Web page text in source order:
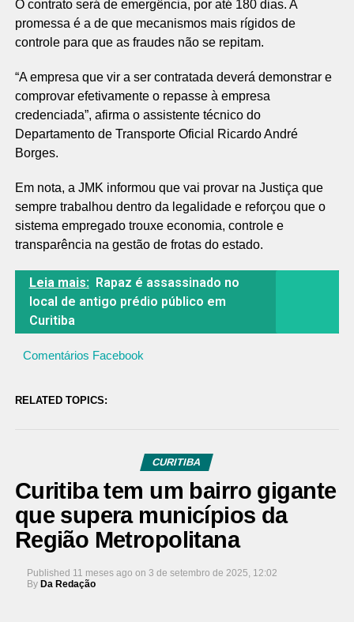
O contrato será de emergência, por até 180 dias. A
promessa é a de que mecanismos mais rígidos de
controle para que as fraudes não se repitam.
“A empresa que vir a ser contratada deverá demonstrar e
comprovar efetivamente o repasse à empresa
credenciada”, afirma o assistente técnico do
Departamento de Transporte Oficial Ricardo André
Borges.
Em nota, a JMK informou que vai provar na Justiça que
sempre trabalhou dentro da legalidade e reforçou que o
sistema empregado trouxe economia, controle e
transparência na gestão de frotas do estado.
Leia mais: Rapaz é assassinado no
local de antigo prédio público em
Curitiba
Comentários Facebook
RELATED TOPICS:
CURITIBA
Curitiba tem um bairro gigante
que supera municípios da
Região Metropolitana
Published 11 meses ago on 3 de setembro de 2025, 12:02
By Da Redação